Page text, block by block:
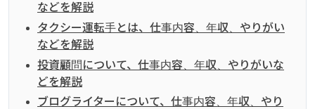
などを解説
タクシー運転手とは、仕事内容、年収、やりがい
などを解説
投資顧問について、仕事内容、年収、やりがいな
どを解説
ブログライターについて、仕事内容、年収、やり